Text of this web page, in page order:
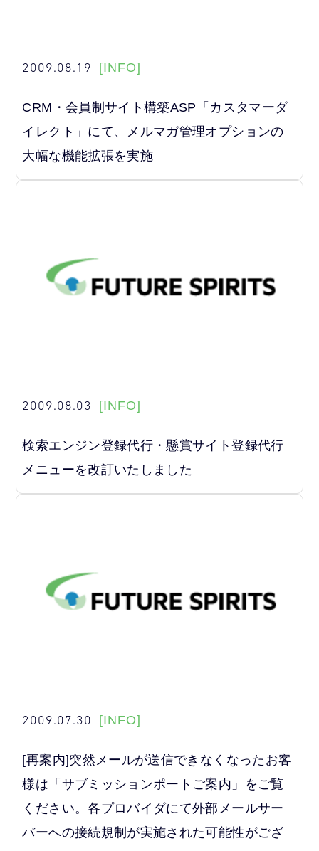
2009.08.19 [INFO]
CRM・会員制サイト構築ASP「カスタマーダ
イレクト」にて、メルマガ管理オプションの
大幅な機能拡張を実施
2009.08.03 [INFO]
検索エンジン登録代行・懸賞サイト登録代行
メニューを改訂いたしました
2009.07.30 [INFO]
[再案内]突然メールが送信できなくなったお客
様は「サブミッションポートご案内」をご覧
ください。各プロバイダにて外部メールサー
バーへの接続規制が実施された可能性がござ